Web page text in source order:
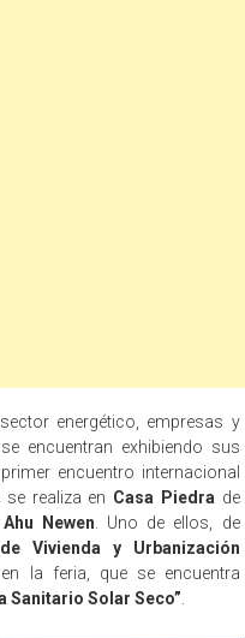
energético, empresas y
encuentran exhibiendo sus
encuentro internacional
se realiza en Casa Piedra de
Ahu Newen . Uno de ellos, de
Vivienda y Urbanización
la feria, que se encuentra
Sanitario Solar Seco”